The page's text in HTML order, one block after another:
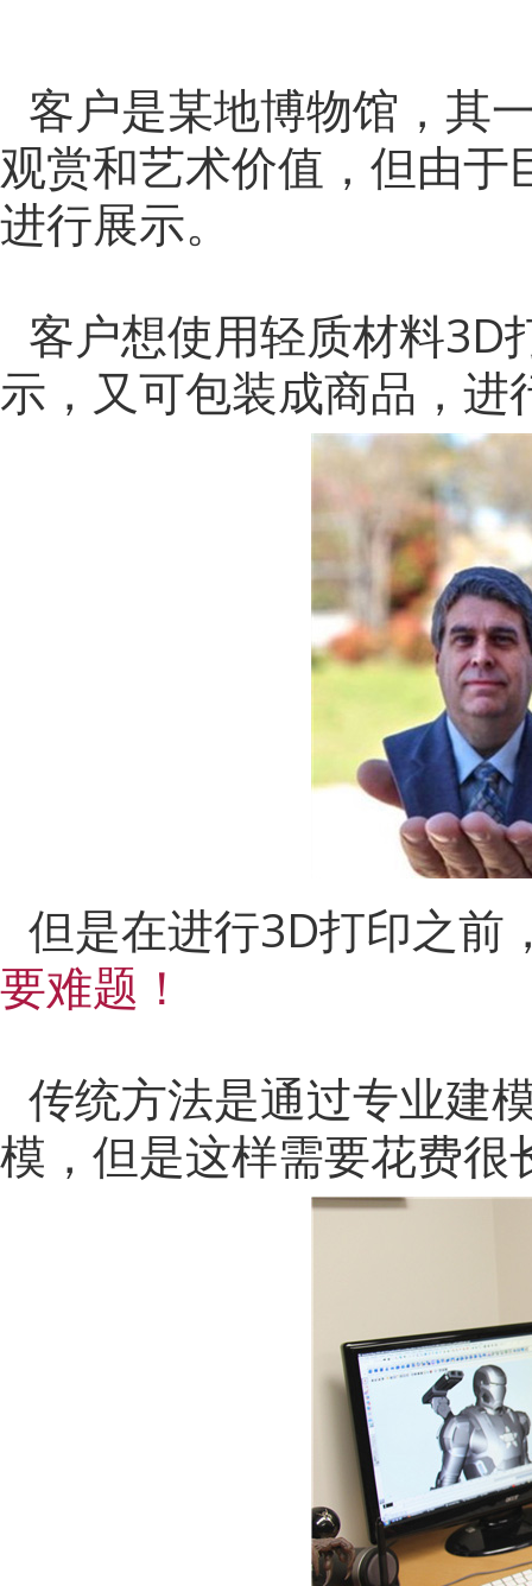
客户是某地博物馆，其
观赏和艺术价值，但由
进行展示。
客户想使用轻质材料3D
示，又可包装成商品，进
但是在进行3D打印之前
要难题！
传统方法是通过专业建
模，但是这样需要花费